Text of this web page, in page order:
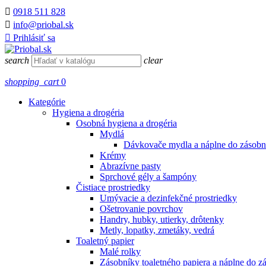
 0918 511 828
 info@priobal.sk
 Prihlásiť sa
search clear
shopping_cart 0
Kategórie
Hygiena a drogéria
Osobná hygiena a drogéria
Mydlá
Dávkovače mydla a náplne do
Krémy
Abrazívne pasty
Sprchové gély a šampóny
Čistiace prostriedky
Umývacie a dezinfekčné prostriedky
Ošetrovanie povrchov
Handry, hubky, utierky, drôtenky
Metly, lopatky, zmetáky, vedrá
Toaletný papier
Malé rolky
Zásobníky toaletného papiera a náplne do